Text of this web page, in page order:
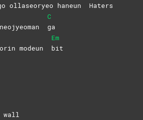
ollaseoryeo haneun Haters
C
ga
modeun
Em
bit
wall